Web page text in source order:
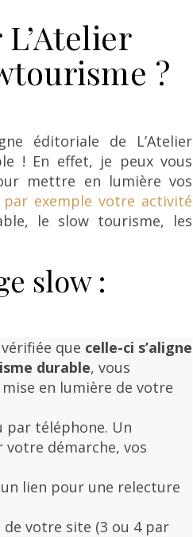
?
éditoriale de L’Atelier
! En effet, je peux vous
mettre en lumière vos
exemple votre activité
le slow tourisme, les
slow :
que celle-ci s’aligne
durable, vous
en lumière de votre
par téléphone. Un
démarche, vos
lien pour une relecture
votre site (3 ou 4 par